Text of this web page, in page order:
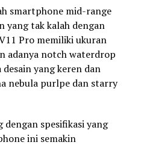
smartphone mid-range
tak kalah dengan
Pro memiliki ukuran
adanya notch waterdrop
yang keren dan
nebula purlpe dan starry
dengan spesifikasi yang
ini semakin